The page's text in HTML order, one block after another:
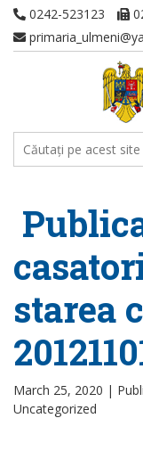
0242-523123
starea
March 25, 2020 |
Uncategorized